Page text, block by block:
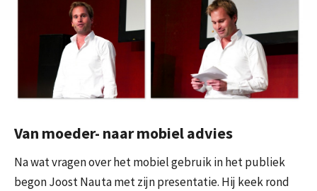
Van moeder- naar mobiel advies
Na wat vragen over het mobiel gebruik in het publiek
begon Joost Nauta met zijn presentatie. Hij keek rond